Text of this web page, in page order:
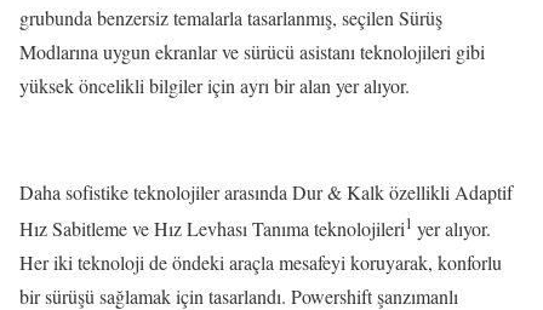
grubunda benzersiz temalarla tasarlanmış, seçilen Sürüş
Modlarına uygun ekranlar ve sürücü asistanı teknolojileri gibi
yüksek öncelikli bilgiler için ayrı bir alan yer alıyor.
Daha sofistike teknolojiler arasında Dur & Kalk özellikli Adaptif
Hız Sabitleme ve Hız Levhası Tanıma teknolojileri1 yer alıyor.
Her iki teknoloji de öndeki araçla mesafeyi koruyarak, konforlu
bir sürüşü sağlamak için tasarlandı. Powershift şanzımanlı